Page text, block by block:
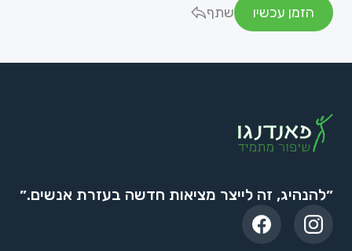
הזמן עכשיו
שתף
״להנהיג, זה לייצר מציאות חדשה בעזרת אנשים.״